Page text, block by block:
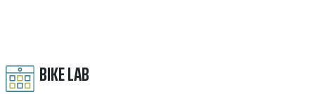
BIKE LAB